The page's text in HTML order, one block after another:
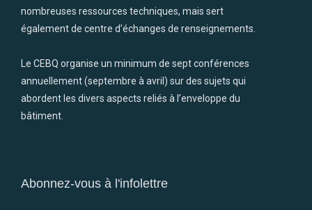
nombreuses ressources techniques, mais sert
également de centre d’échanges de renseignements.
Le CEBQ organise un minimum de sept conférences
annuellement (septembre à avril) sur des sujets qui
abordent les divers aspects reliés à l’enveloppe du
bâtiment.
Abonnez-vous à l'infolettre